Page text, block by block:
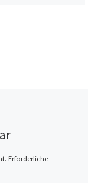
Erforderliche